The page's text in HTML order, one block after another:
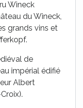
Wineck
du Wineck,
grands vins et
de
impérial édifié
Albert